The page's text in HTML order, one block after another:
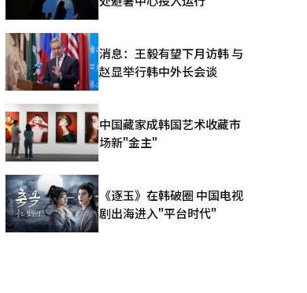
消息：王毅有望下月访韩 与
赵显举行韩中外长会谈
中国藏家成韩国艺术收藏市
场新"金主"
《逐玉》在韩破圈 中国电视
剧出海进入"平台时代"